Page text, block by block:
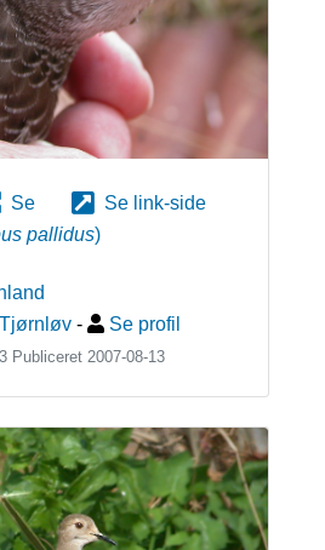
Se
Se link-side
pallidus)
- Se profil
Publiceret 2007-08-13